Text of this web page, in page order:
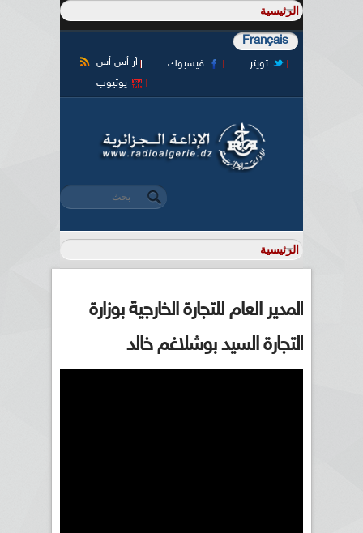
Français
آر أس أس فيسبوك
تويتر
يوتيوب
استمارة البحث
‏بحث ‏
المدير العام للتجارة الخارجية بوزارة
التجارة السيد بوشلاغم خالد